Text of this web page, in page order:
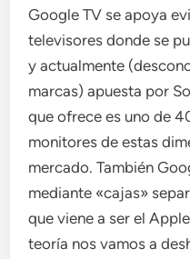
Google TV se apoya
televisores donde se
y actualmente
marcas) apuesta por
que ofrece es uno de
monitores de estas
mercado. También
mediante «cajas»
que viene a ser el
teoría nos vamos a